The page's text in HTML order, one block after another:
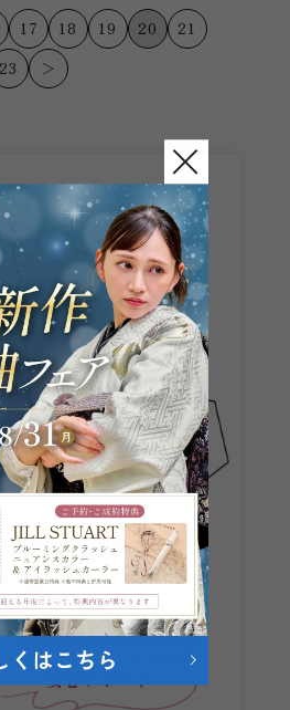
です。 当...
17 18 19 20
21
23 ＞
お悩み
んか？
任せください。
クまでプロのスタッフが
トをご提案します。
成人式当日までスタッフが
安心サポート